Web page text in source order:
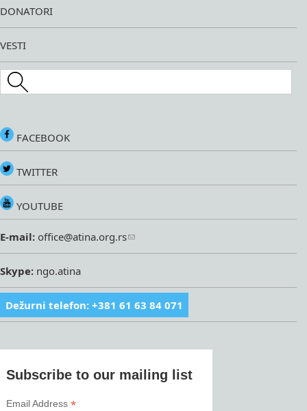
DONATORI
VESTI
Search this site
FACEBOOK
TWITTER
YOUTUBE
E-mail: office@atina.org.rs
Skype: ngo.atina
Dežurni telefon: +381 61 63 84 071
Subscribe to our mailing list
Email Address*